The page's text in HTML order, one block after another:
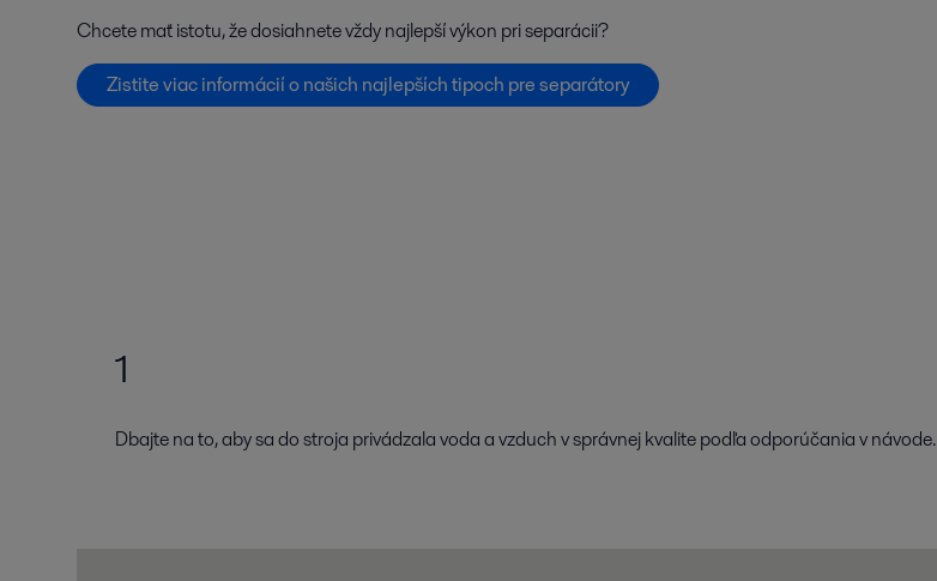
Chcete mať istotu, že dosiahnete vždy najlepší výkon pri separácii?
Zistite viac informácií o našich najlepších tipoch pre separátory
1
Dbajte na to, aby sa do stroja privádzala voda a vzduch v správnej kvalite podľa odporúčania v návode.